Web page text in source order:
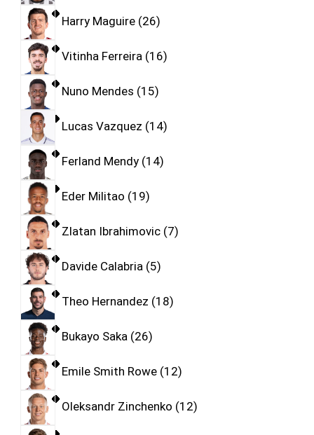
Harry Maguire 26
Vitinha Ferreira 16
Nuno Mendes 15
Lucas Vazquez 14
Ferland Mendy 14
Eder Militao 19
Zlatan Ibrahimovic 7
Davide Calabria 5
Theo Hernandez 18
Bukayo Saka 26
Emile Smith Rowe 12
Oleksandr Zinchenko 12